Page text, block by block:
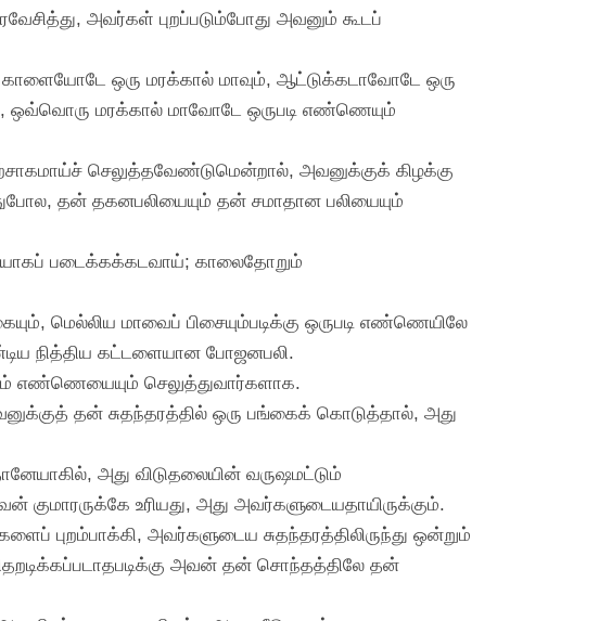
அவர்கள் புறப்படும்போது அவனும் கூடப்
ஒரு மரக்கால் மாவும், ஆட்டுக்கடாவோடே ஒரு
ஒவ்வொரு மரக்கால் மாவோடே ஒருபடி எண்ணெயும்
செலுத்தவேண்டுமென்றால், அவனுக்குக் கிழக்கு
தன் தகனபலியையும் தன் சமாதான பலியையும்
படைக்கக்கடவாய்; காலைதோறும்
மெல்லிய மாவைப் பிசையும்படிக்கு ஒருபடி எண்ணெயிலே
நித்திய கட்டளையான போஜனபலி.
எண்ணெயையும் செலுத்துவார்களாக.
தன் சுதந்தரத்தில் ஒரு பங்கைக் கொடுத்தால், அது
அது விடுதலையின் வருஷமட்டும்
குமாரருக்கே உரியது, அது அவர்களுடையதாயிருக்கும்.
அவர்களுடைய சுதந்தரத்திலிருந்து ஒன்றும்
அவன் தன் சொந்தத்திலே தன்